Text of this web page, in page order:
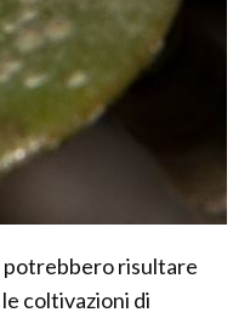
potrebbero risultare
coltivazioni di